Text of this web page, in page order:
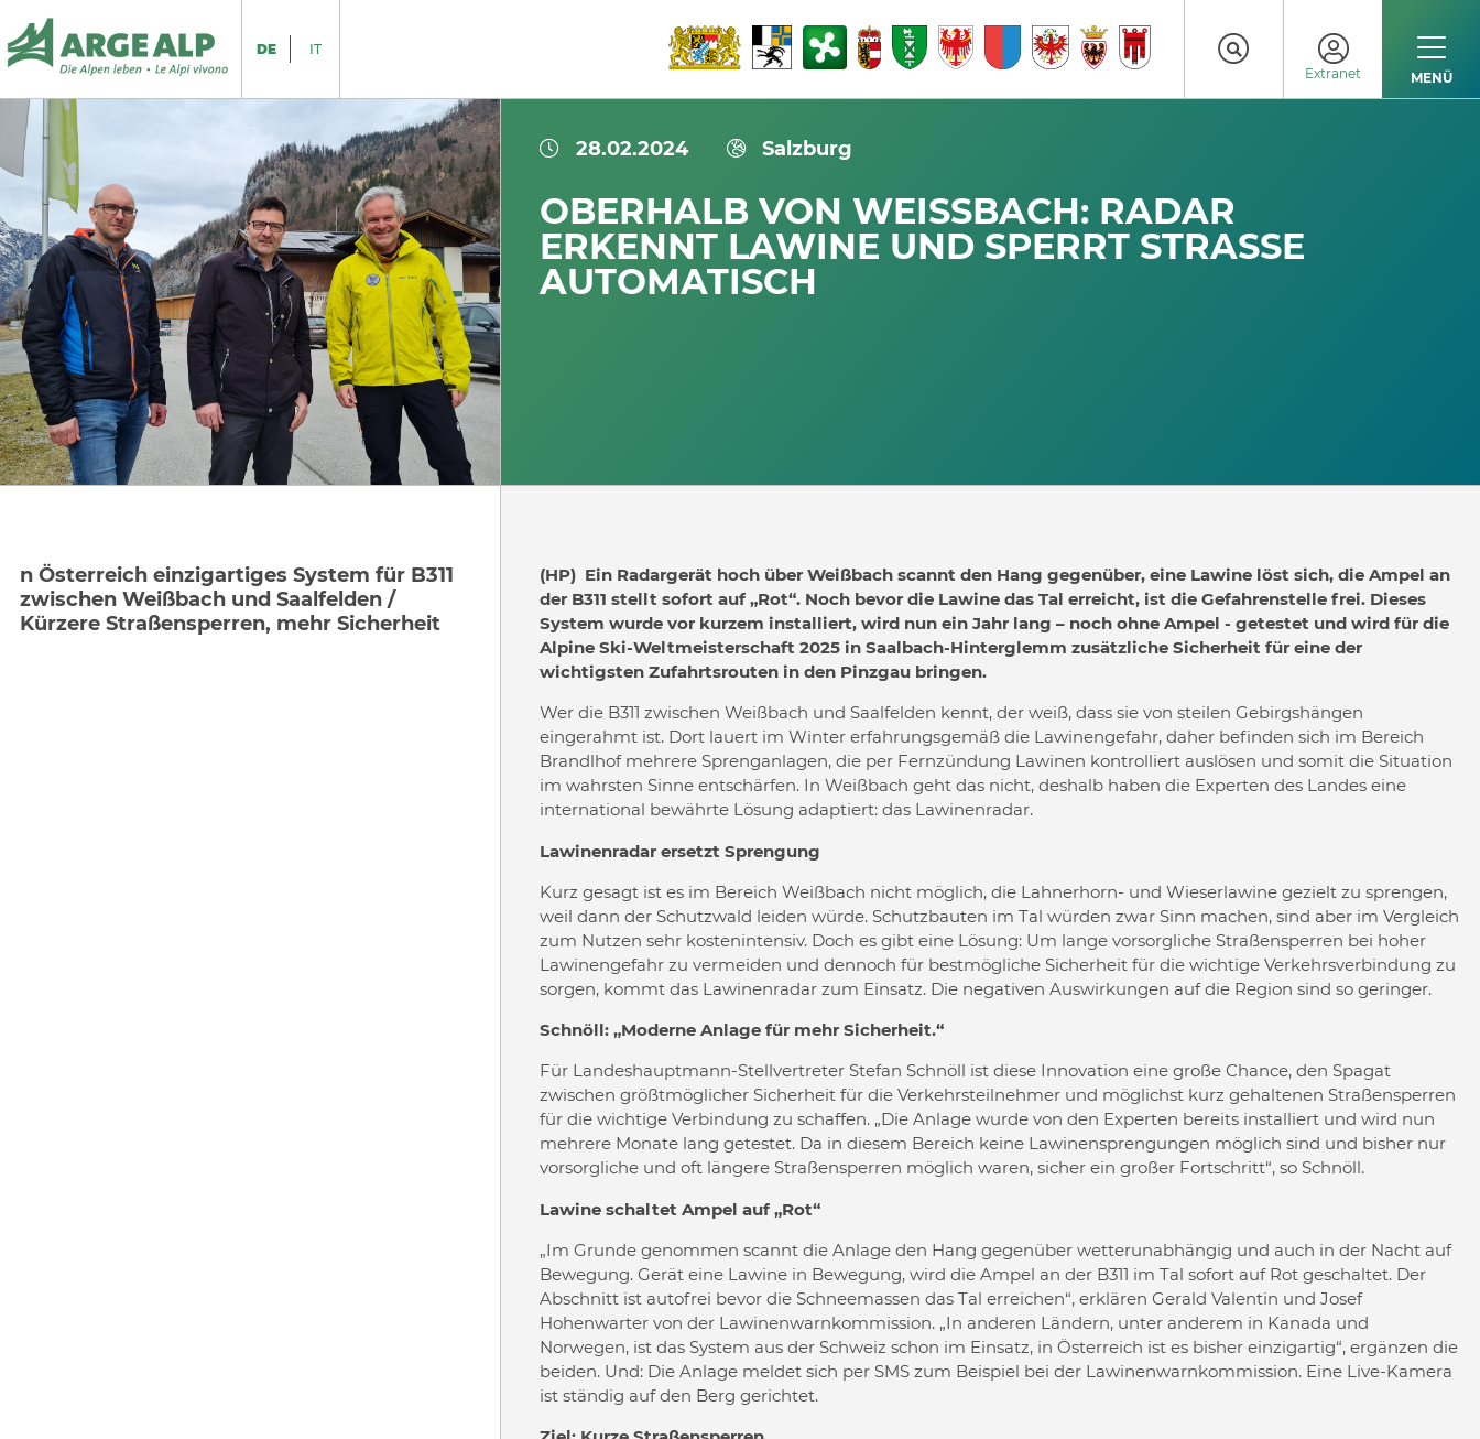
DE
IT
Extranet
MENÜ
28.02.2024 Salzburg
OBERHALB VON WEISSBACH: RADAR E
RKENNT LAWINE UND SPERRT STRASSE AU
TOMATISCH
n Österreich einzigartiges System für B311
zwischen Weißbach und Saalfelden /
Kürzere Straßensperren, mehr Sicherheit
(HP) Ein Radargerät hoch über Weißbach scannt den Hang gegenüber, eine Lawine löst sich, die Ampel an
der B311 stellt sofort auf „Rot“. Noch bevor die Lawine das Tal erreicht, ist die Gefahrenstelle frei. Dieses
System wurde vor kurzem installiert, wird nun ein Jahr lang – noch ohne Ampel - getestet und wird für die
Alpine Ski-Weltmeisterschaft 2025 in Saalbach-Hinterglemm zusätzliche Sicherheit für eine der
wichtigsten Zufahrtsrouten in den Pinzgau bringen.
Wer die B311 zwischen Weißbach und Saalfelden kennt, der weiß, dass sie von steilen Gebirgshängen
eingerahmt ist. Dort lauert im Winter erfahrungsgemäß die Lawinengefahr, daher befinden sich im Bereich
Brandlhof mehrere Sprenganlagen, die per Fernzündung Lawinen kontrolliert auslösen und somit die Situation
im wahrsten Sinne entschärfen. In Weißbach geht das nicht, deshalb haben die Experten des Landes eine
international bewährte Lösung adaptiert: das Lawinenradar.
Lawinenradar ersetzt Sprengung
Kurz gesagt ist es im Bereich Weißbach nicht möglich, die Lahnerhorn- und Wieserlawine gezielt zu sprengen,
weil dann der Schutzwald leiden würde. Schutzbauten im Tal würden zwar Sinn machen, sind aber im Vergleich
zum Nutzen sehr kostenintensiv. Doch es gibt eine Lösung: Um lange vorsorgliche Straßensperren bei hoher
Lawinengefahr zu vermeiden und dennoch für bestmögliche Sicherheit für die wichtige Verkehrsverbindung zu
sorgen, kommt das Lawinenradar zum Einsatz. Die negativen Auswirkungen auf die Region sind so geringer.
Schnöll: „Moderne Anlage für mehr Sicherheit.“
Für Landeshauptmann-Stellvertreter Stefan Schnöll ist diese Innovation eine große Chance, den Spagat
zwischen größtmöglicher Sicherheit für die Verkehrsteilnehmer und möglichst kurz gehaltenen Straßensperren
für die wichtige Verbindung zu schaffen. „Die Anlage wurde von den Experten bereits installiert und wird nun
mehrere Monate lang getestet. Da in diesem Bereich keine Lawinensprengungen möglich sind und bisher nur
vorsorgliche und oft längere Straßensperren möglich waren, sicher ein großer Fortschritt“, so Schnöll.
Lawine schaltet Ampel auf „Rot“
„Im Grunde genommen scannt die Anlage den Hang gegenüber wetterunabhängig und auch in der Nacht auf
Bewegung. Gerät eine Lawine in Bewegung, wird die Ampel an der B311 im Tal sofort auf Rot geschaltet. Der
Abschnitt ist autofrei bevor die Schneemassen das Tal erreichen“, erklären Gerald Valentin und Josef
Hohenwarter von der Lawinenwarnkommission. „In anderen Ländern, unter anderem in Kanada und
Norwegen, ist das System aus der Schweiz schon im Einsatz, in Österreich ist es bisher einzigartig“, ergänzen die
beiden. Und: Die Anlage meldet sich per SMS zum Beispiel bei der Lawinenwarnkommission. Eine Live-Kamera
ist ständig auf den Berg gerichtet.